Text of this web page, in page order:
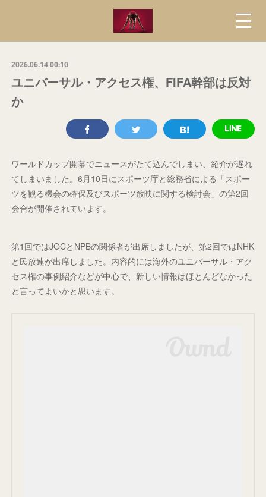
2026.06.14 00:10
ユニバーサル・アクセス権、FIFA幹部は反対
か
ワールドカップ開幕でニュースがたて込んでしまい、紹介が遅れ
てしまいました。6月10日にスポーツ庁と総務省による「スポー
ツを観る機会の確保及びスポーツ放映に関する検討会」の第2回
会合が開催されています。
第1回ではJOCとNPBの関係者が出席しましたが、第2回ではNHK
と民放連が出席しました。内容的には海外のユニバーサル・アク
セス権の事例紹介などが中心で、新しい情報はほとんどなかった
と言ってよいかと思います。